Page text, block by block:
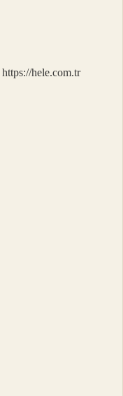
https://hele.com.tr